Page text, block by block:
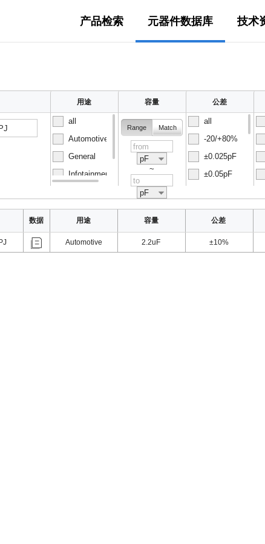
产品检索 元器件数据库 技术
用途
all
Automotive
General
Infotainment
容量
Range Match
pF
~
pF
公差
all
-20/+80%
±0.025pF
±0.05pF
数据 用途 容量 公差
Automotive 2.2uF ±10%